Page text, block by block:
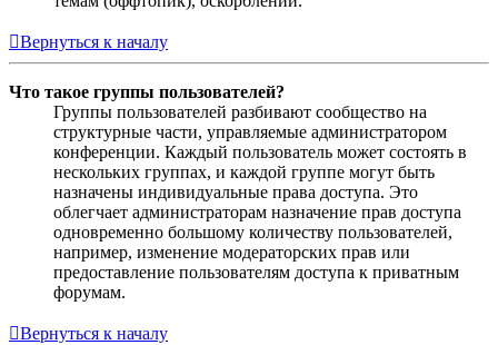
Вернуться к началу
Что такое группы пользователей?
Группы пользователей разбивают сообщество на
структурные части, управляемые администратором
конференции. Каждый пользователь может состоять в
нескольких группах, и каждой группе могут быть
назначены индивидуальные права доступа. Это
облегчает администраторам назначение прав доступа
одновременно большому количеству пользователей,
например, изменение модераторских прав или
предоставление пользователям доступа к приватным
форумам.
Вернуться к началу